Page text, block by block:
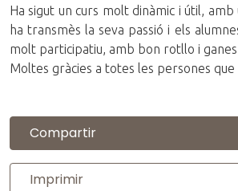
Ha sigut un curs molt dinàmic i útil,
ha transmès la seva passió i els
molt participatiu, amb bon rotllo i ganes
Moltes gràcies a totes les persones
Compartir
Imprimir